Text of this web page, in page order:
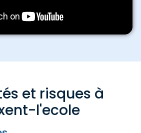
et risques à
l'ecole